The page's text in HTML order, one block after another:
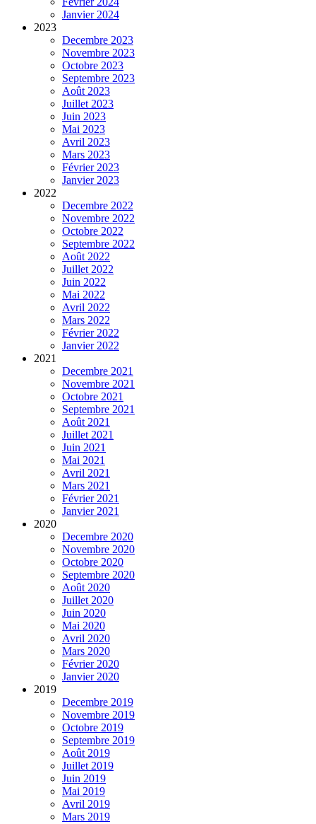
Janvier 2024
2023
Decembre 2023
Novembre 2023
Octobre 2023
Septembre 2023
Août 2023
Juillet 2023
Juin 2023
Mai 2023
Avril 2023
Mars 2023
Février 2023
Janvier 2023
2022
Decembre 2022
Novembre 2022
Octobre 2022
Septembre 2022
Août 2022
Juillet 2022
Juin 2022
Mai 2022
Avril 2022
Mars 2022
Février 2022
Janvier 2022
2021
Decembre 2021
Novembre 2021
Octobre 2021
Septembre 2021
Août 2021
Juillet 2021
Juin 2021
Mai 2021
Avril 2021
Mars 2021
Février 2021
Janvier 2021
2020
Decembre 2020
Novembre 2020
Octobre 2020
Septembre 2020
Août 2020
Juillet 2020
Juin 2020
Mai 2020
Avril 2020
Mars 2020
Février 2020
Janvier 2020
2019
Decembre 2019
Novembre 2019
Octobre 2019
Septembre 2019
Août 2019
Juillet 2019
Juin 2019
Mai 2019
Avril 2019
Mars 2019